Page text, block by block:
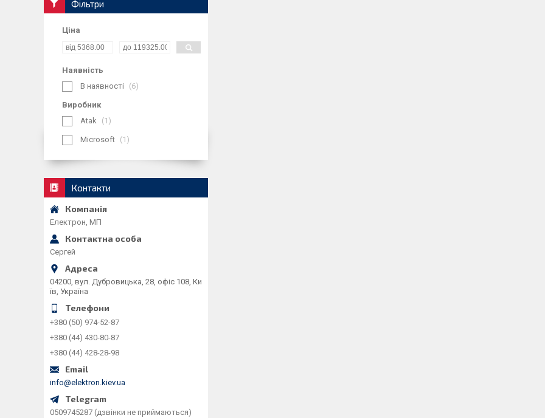
Фільтри
Ціна
Наявність
В наявності
6
Виробник
Atak
1
Microsoft 1
Контакти
Електрон, МП
Сергей
04200, вул. Дубровицька, 28, офіс 108, Ки
їв, Україна
+380 (50) 974-52-87
+380 (44) 430-80-87
+380 (44) 428-28-98
info@elektron.kiev.ua
0509745287 (дзвінки не приймаються)